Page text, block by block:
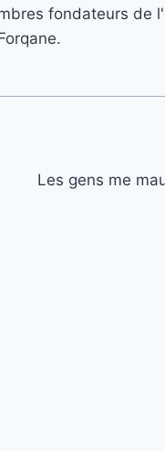
fondateurs de
Les gens me